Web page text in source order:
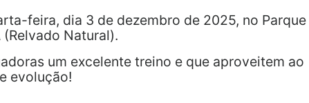
feira, dia 3 de dezembro de 2025, no Parque
(Relvado Natural).
um excelente treino e que aproveitem ao
evolução!